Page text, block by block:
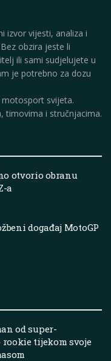
izvor vijesti, analiza i
obzira jeste li
ili sami sudjelujete u
je potrebno za dozu
motosport svijeta.
timovima i stručnjacima.
otvorio obranu
a
događaj MotoGP
od super-
tijekom svoje